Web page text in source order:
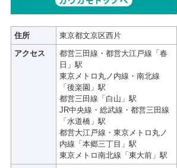
住所
東京都文京区西片
アクセス
都営三田線・都営大江戸線「春
日」駅
東京メトロ丸ノ内線・南北線
「後楽園」駅
都営三田線「白山」駅
JR中央線・総武線・都営三田線
「水道橋」駅
都営大江戸線・東京メトロ丸ノ
内線「本郷三丁目」駅
東京メトロ南北線「東大前」駅